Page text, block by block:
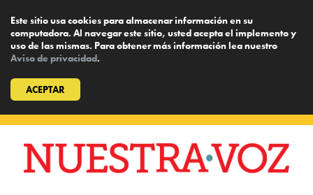
Este sitio usa cookies para almacenar información en su
computadora. Al navegar este sitio, usted acepta el implemento y
uso de las mismas. Para obtener más información lea nuestro
Aviso de privacidad.
ACEPTAR
content